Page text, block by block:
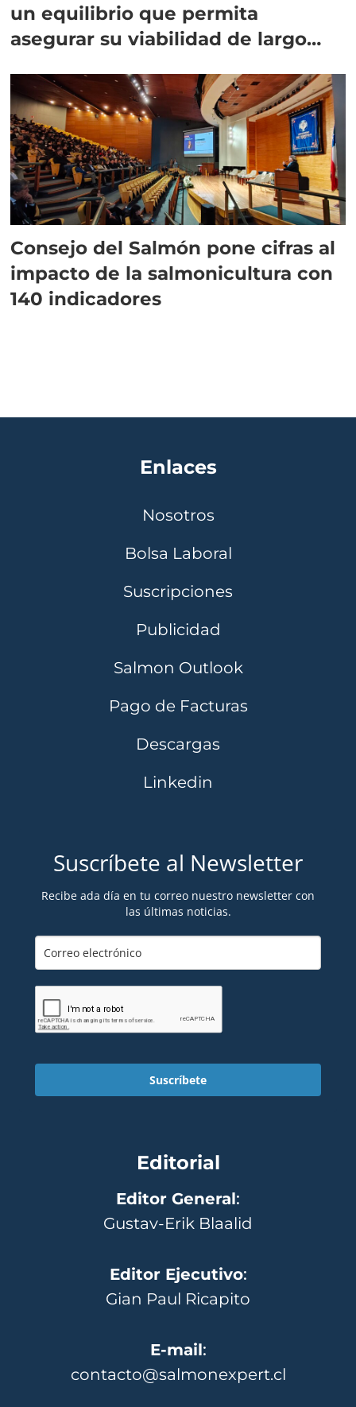
un equilibrio que permita
asegurar su viabilidad de largo
Consejo del Salmón pone cifras al
impacto de la salmonicultura con
140 indicadores
Enlaces
Nosotros
Bolsa Laboral
Suscripciones
Publicidad
Salmon Outlook
Pago de Facturas
Descargas
Linkedin
Suscríbete al Newsletter
Recibe ada día en tu correo nuestro newsletter con
las últimas noticias.
Suscríbete
Editorial
Editor General:
Gustav-Erik Blaalid
Editor Ejecutivo:
Gian Paul Ricapito
E-mail:
contacto@salmonexpert.cl